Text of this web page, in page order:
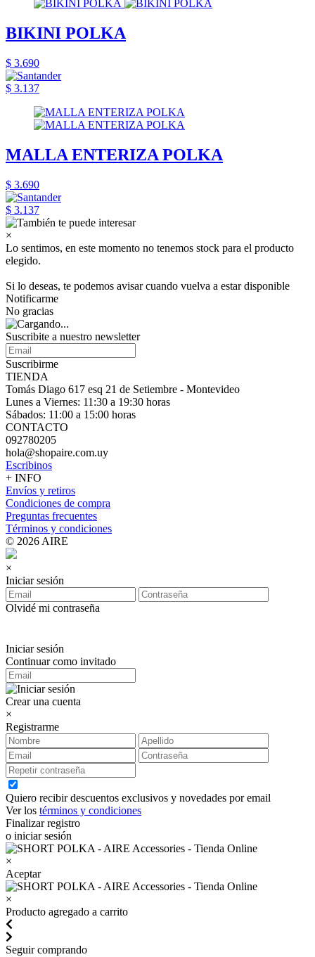
BIKINI POLKA
$ 3.690
$ 3.137
MALLA ENTERIZA POLKA
$ 3.690
$ 3.137
×
Lo sentimos, en este momento no tenemos stock para el producto
elegido.
Si lo deseas, te podemos avisar cuando vuelva a estar disponible
Notificarme
No gracias
Suscribite a nuestro newsletter
Suscribirme
TIENDA
Tomás Diago 617 esq 21 de Setiembre - Montevideo
Lunes a Viernes: 11:30 a 19:30 horas
Sábados: 11:00 a 15:00 horas
CONTACTO
092780205
hola@shopaire.com.uy
Escribinos
+ INFO
Envíos y retiros
Condiciones de compra
Preguntas frecuentes
Términos y condiciones
© 2026 AIRE
×
Iniciar sesión
Olvidé mi contraseña
Iniciar sesión
Continuar como invitado
Crear una cuenta
×
Registrarme
Quiero recibir descuentos exclusivos y novedades por email
Ver los términos y condiciones
Finalizar registro
o iniciar sesión
×
Aceptar
×
Producto agregado a carrito
Seguir comprando